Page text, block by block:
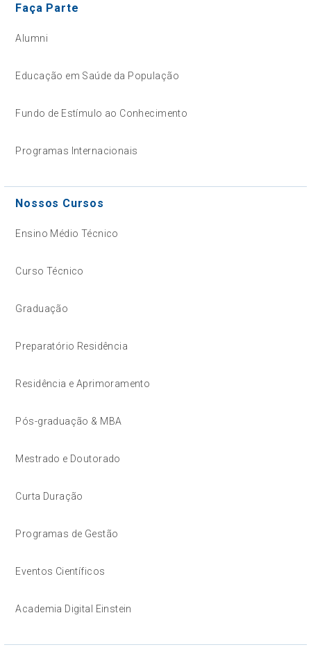
Faça Parte
Alumni
Educação em Saúde da População
Fundo de Estímulo ao Conhecimento
Programas Internacionais
Nossos Cursos
Ensino Médio Técnico
Curso Técnico
Graduação
Preparatório Residência
Residência e Aprimoramento
Pós-graduação & MBA
Mestrado e Doutorado
Curta Duração
Programas de Gestão
Eventos Científicos
Academia Digital Einstein